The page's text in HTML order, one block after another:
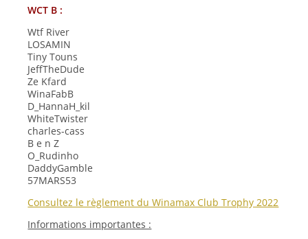
WCT B :
Wtf River
LOSAMIN
Tiny Touns
JeffTheDude
Ze Kfard
WinaFabB
D_HannaH_kil
WhiteTwister
charles-cass
B e n Z
O_Rudinho
DaddyGamble
57MARS53
Consultez le règlement du Winamax Club Trophy 2022
Informations importantes :